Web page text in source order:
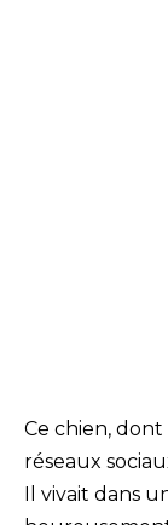
Ce chien,
réseaux
Il vivait dans